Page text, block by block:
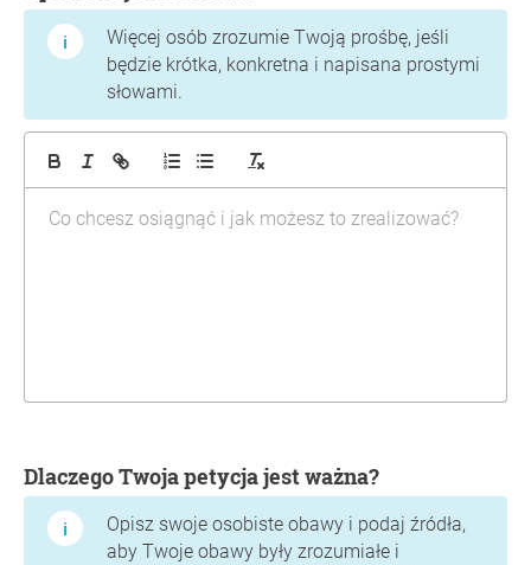
Więcej osób zrozumie Twoją prośbę, jeśli
będzie krótka, konkretna i napisana prostymi
słowami.
Dlaczego Twoja petycja jest ważna?
Opisz swoje osobiste obawy i podaj źródła,
aby Twoje obawy były zrozumiałe i